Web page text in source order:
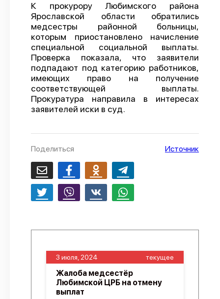
Трудовые конфликты
Отчеты
Предложить публикацию
Справочник
API
О проекте
Политика конфиденциальности
К прокурору Любимского района
Ярославской области обратились
медсестры районной больницы,
которым приостановлено начисление
специальной социальной выплаты.
Проверка показала, что заявители
подпадают под категорию работников,
имеющих право на получение
соответствующей выплаты.
Прокуратура направила в интересах
заявителей иски в суд.
Поделиться Источник
3 июля, 2024 текущее
Жалоба медсестёр
Любимской ЦРБ на отмену
выплат